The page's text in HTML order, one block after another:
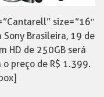
size=”16″
Brasileira, 19 de
HD de 250GB será
preço de R$ 1.399.